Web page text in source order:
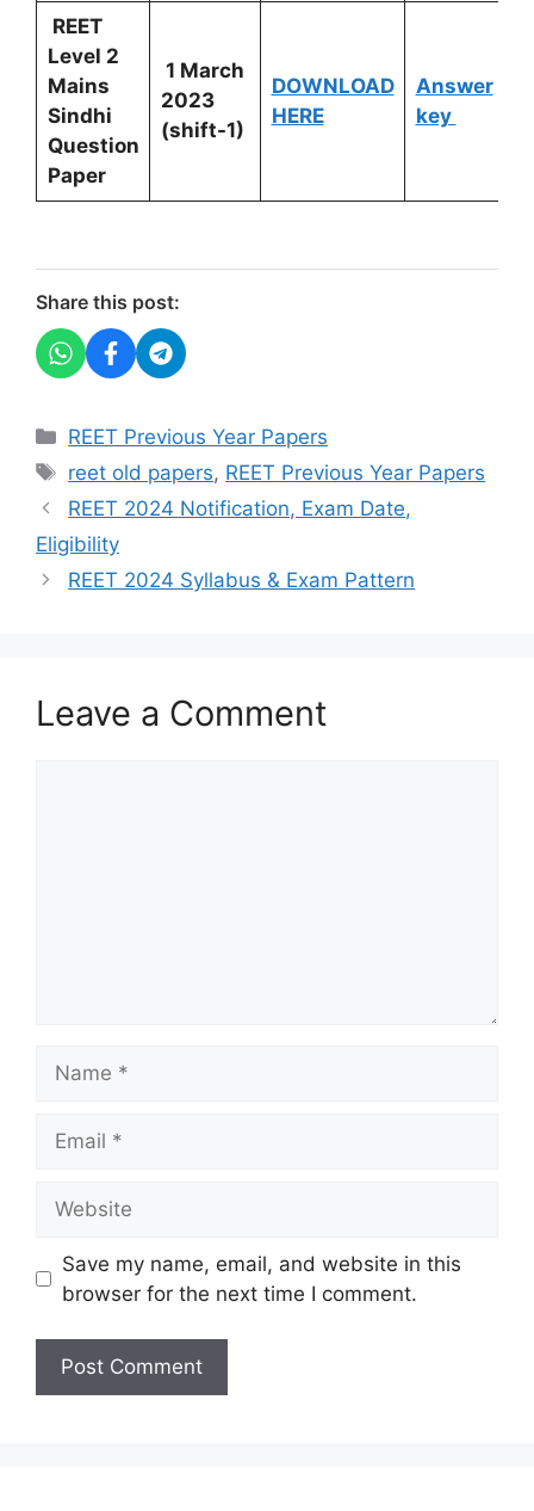
REET
Level 2
Mains
Sindhi
Question
Paper
1 March
2023
(shift-1)
DOWNLOAD
HERE
Answer
key
Share this post:
Categories
REET Previous Year Papers
Tags
reet old papers, REET Previous Year Papers
REET 2024 Notification, Exam Date,
Eligibility
REET 2024 Syllabus & Exam Pattern
Leave a Comment
Save my name, email, and website in this
browser for the next time I comment.